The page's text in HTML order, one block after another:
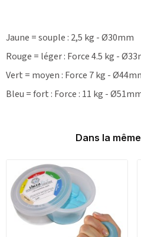
Jaune = souple : 2,5 kg - Ø30mm
Rouge = léger : Force 4.5 kg -
Vert = moyen : Force 7 kg -
Bleu = fort : Force : 11 kg -
Dans la